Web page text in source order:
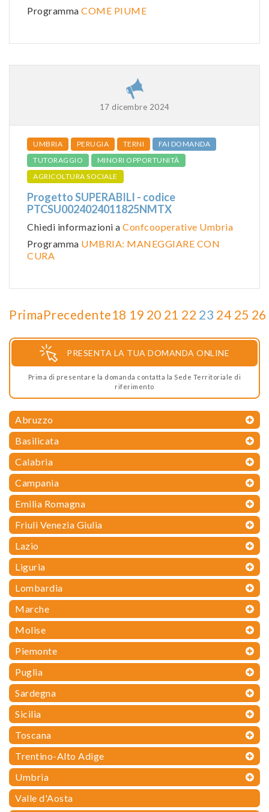
Programma COME PIUME
17 dicembre 2024
UMBRIA PERUGIA TERNI
FAI DOMANDA
TUTORAGGIO
MINORI OPPORTUNITÀ
AGRICOLTURA SOCIALE
Progetto SUPERABILI - codice
PTCSU0024024011825NMTX
Chiedi informazioni a Confcooperative Umbria
Programma UMBRIA: MANEGGIARE CON
CURA
PrimaPrecedente18 19 20 21 22 23 24 25 26
PRESENTA LA TUA DOMANDA ONLINE
Prima di presentare la domanda contatta la Sede Territoriale di
riferimento
Abruzzo
Basilicata
Calabria
Campania
Emilia Romagna
Friuli Venezia Giulia
Lazio
Liguria
Lombardia
Marche
Molise
Piemonte
Puglia
Sardegna
Sicilia
Toscana
Trentino-Alto Adige
Umbria
Valle d'Aosta